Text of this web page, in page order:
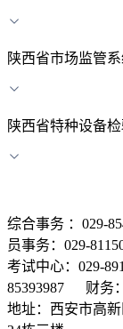
陕西省市场监管
陕西省特种设备
综合事务 ：
员事务：
考试中心：029-
85393987 财务
地址：西安市高